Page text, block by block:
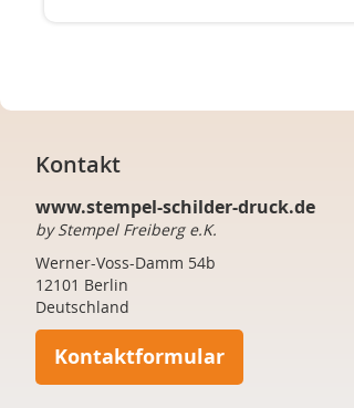
Kontakt
www.stempel-schilder-druck.de
by Stempel Freiberg e.K.
Werner-Voss-Damm 54b
12101 Berlin
Deutschland
Kontaktformular